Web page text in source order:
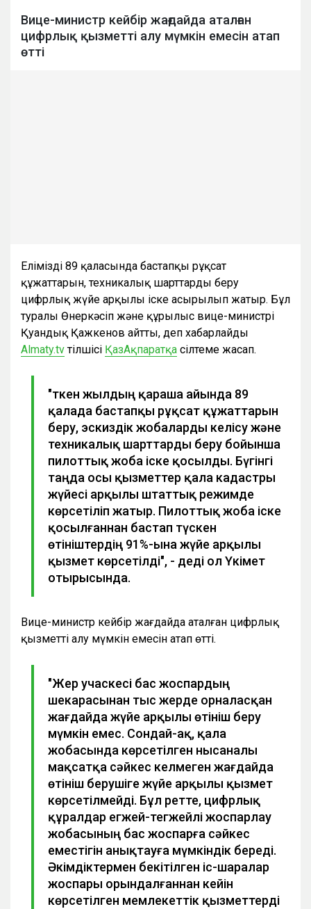
Вице-министр кейбір жағдайда аталған
цифрлық қызметті алу мүмкін емесін атап
өтті
Еліміздің 89 қаласында бастапқы рұқсат
құжаттарын, техникалық шарттарды беру
цифрлық жүйе арқылы іске асырылып жатыр. Бұл
туралы Өнеркәсіп және құрылыс вице-министрі
Қуандық Қажкенов айтты, деп хабарлайды
Almaty.tvтілшісі ҚазАқпаратқа сілтеме жасап.
"Өткен жылдың қараша айында 89
қалада бастапқы рұқсат құжаттарын
беру, эскиздік жобаларды келісу және
техникалық шарттарды беру бойынша
пилоттық жоба іске қосылды. Бүгінгі
таңда осы қызметтер қала кадастры
жүйесі арқылы штаттық режимде
көрсетіліп жатыр. Пилоттық жоба іске
қосылғаннан бастап түскен
өтініштердің 91%-ына жүйе арқылы
қызмет көрсетілді", - деді ол Үкімет
отырысында.
Вице-министр кейбір жағдайда аталған цифрлық
қызметті алу мүмкін емесін атап өтті.
"Жер учаскесі бас жоспардың
шекарасынан тыс жерде орналасқан
жағдайда жүйе арқылы өтініш беру
мүмкін емес. Сондай-ақ, қала
жобасында көрсетілген нысаналы
мақсатқа сәйкес келмеген жағдайда
өтініш берушіге жүйе арқылы қызмет
көрсетілмейді. Бұл ретте, цифрлық
құралдар егжей-тегжейлі жоспарлау
жобасының бас жоспарға сәйкес
еместігін анықтауға мүмкіндік береді.
Әкімдіктермен бекітілген іс-шаралар
жоспары орындалғаннан кейін
көрсетілген мемлекеттік қызметтерді